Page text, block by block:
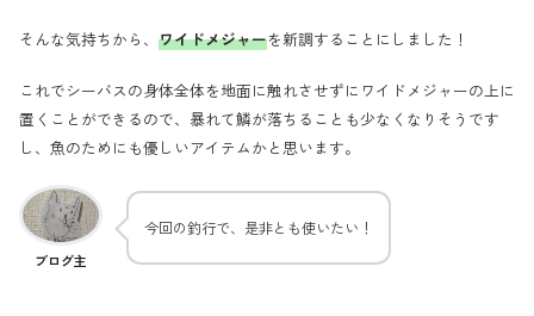
そんな気持ちから、 ワイドメジャーを新調することにしました！
これでシーバスの身体全体を地面に触れさせずにワイドメジャーの上に
置くことができるので、暴れて鱗が落ちることも少なくなりそうです
し、魚のためにも優しいアイテムかと思います。
ブログ主
今回の釣行で、是非とも使いたい！